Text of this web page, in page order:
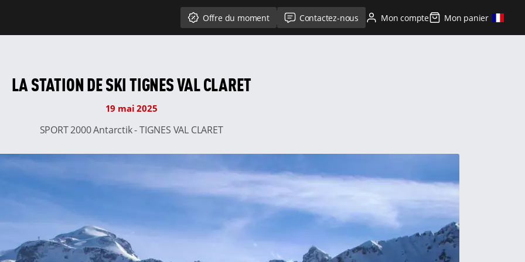
Offre du moment Contactez-nous Mon compte Mon panier
LA STATION DE SKI TIGNES VAL CLARET
19 mai 2025
SPORT 2000 Antarctik - TIGNES VAL CLARET